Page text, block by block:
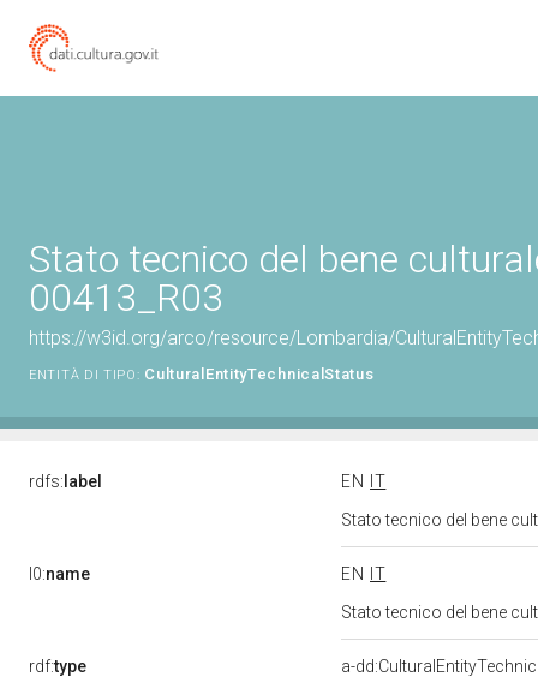
Stato tecnico del bene
00413_R03
https://w3id.org/arco/resource/Lombardia/
ENTITÀ DI TIPO: CulturalEntityTechnicalStatus
rdfs: label EN
IT
Stato tecnico del bene
l0:name EN
IT
Stato tecnico del bene
rdf:type
a-